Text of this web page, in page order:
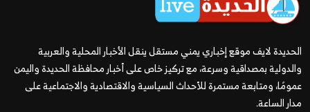
الحديدة لايف موقع إخباري يمني مستقل ينقل الأخبار المحلية والعربية
والدولية بمصداقية وسرعة، مع تركيز خاص على أخبار محافظة الحديدة واليمن
عمومًا، ومتابعة مستمرة للأحداث السياسية والاقتصادية والاجتماعية على
مدار الساعة.